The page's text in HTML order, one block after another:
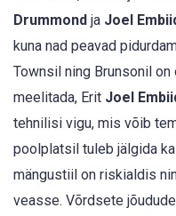
Drummond ja Joel
kuna nad peavad
Townsil ning Brunsonil
meelitada, Erit Joel
tehnilisi vigu, mis võib
poolplatsil tuleb jälgida ka
mängustiil on riskialdis
veasse. Võrdsete